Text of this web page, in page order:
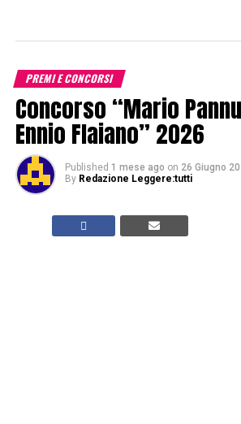
PREMI E CONCORSI
Concorso “Mario
Ennio Flaiano” 2026
Published 1 mese ago on 26 Giugno
By Redazione Leggere:tutti